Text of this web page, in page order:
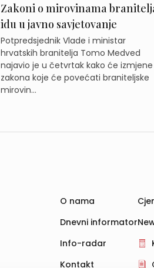
Zakoni o mirovinama
idu u javno savjetovanje
Potpredsjednik Vlade i ministar
hrvatskih branitelja Tomo Medved
najavio je u četvrtak kako će izmjene
zakona koje će povećati braniteljske
mirovin...
O nama
Dnevni informator
Info-radar
Kontakt